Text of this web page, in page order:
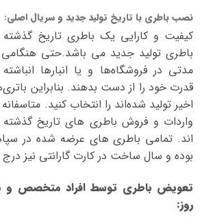
نصب باطری با تاریخ تولید جدید و سریال اصلی:
کیفیت و کارایی یک باطری تاریخ
باطری تولید جدید می باشد.حتی
مدتی در فروشگاه‌ها و یا انبارها
قدرت خود را از دست بدهند. بنابراین
اخیر تولید شده‌اند را انتخاب کنید.
واردات و فروش باطری های تاریخ گذشته
اند. تمامی باطری های عرضه شده در
بوده و سال ساخت در کارت گارانتی نیز
تعویض باطری توسط افراد متخصص و
روز: